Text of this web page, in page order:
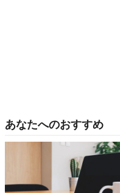
あなたへのおすすめ